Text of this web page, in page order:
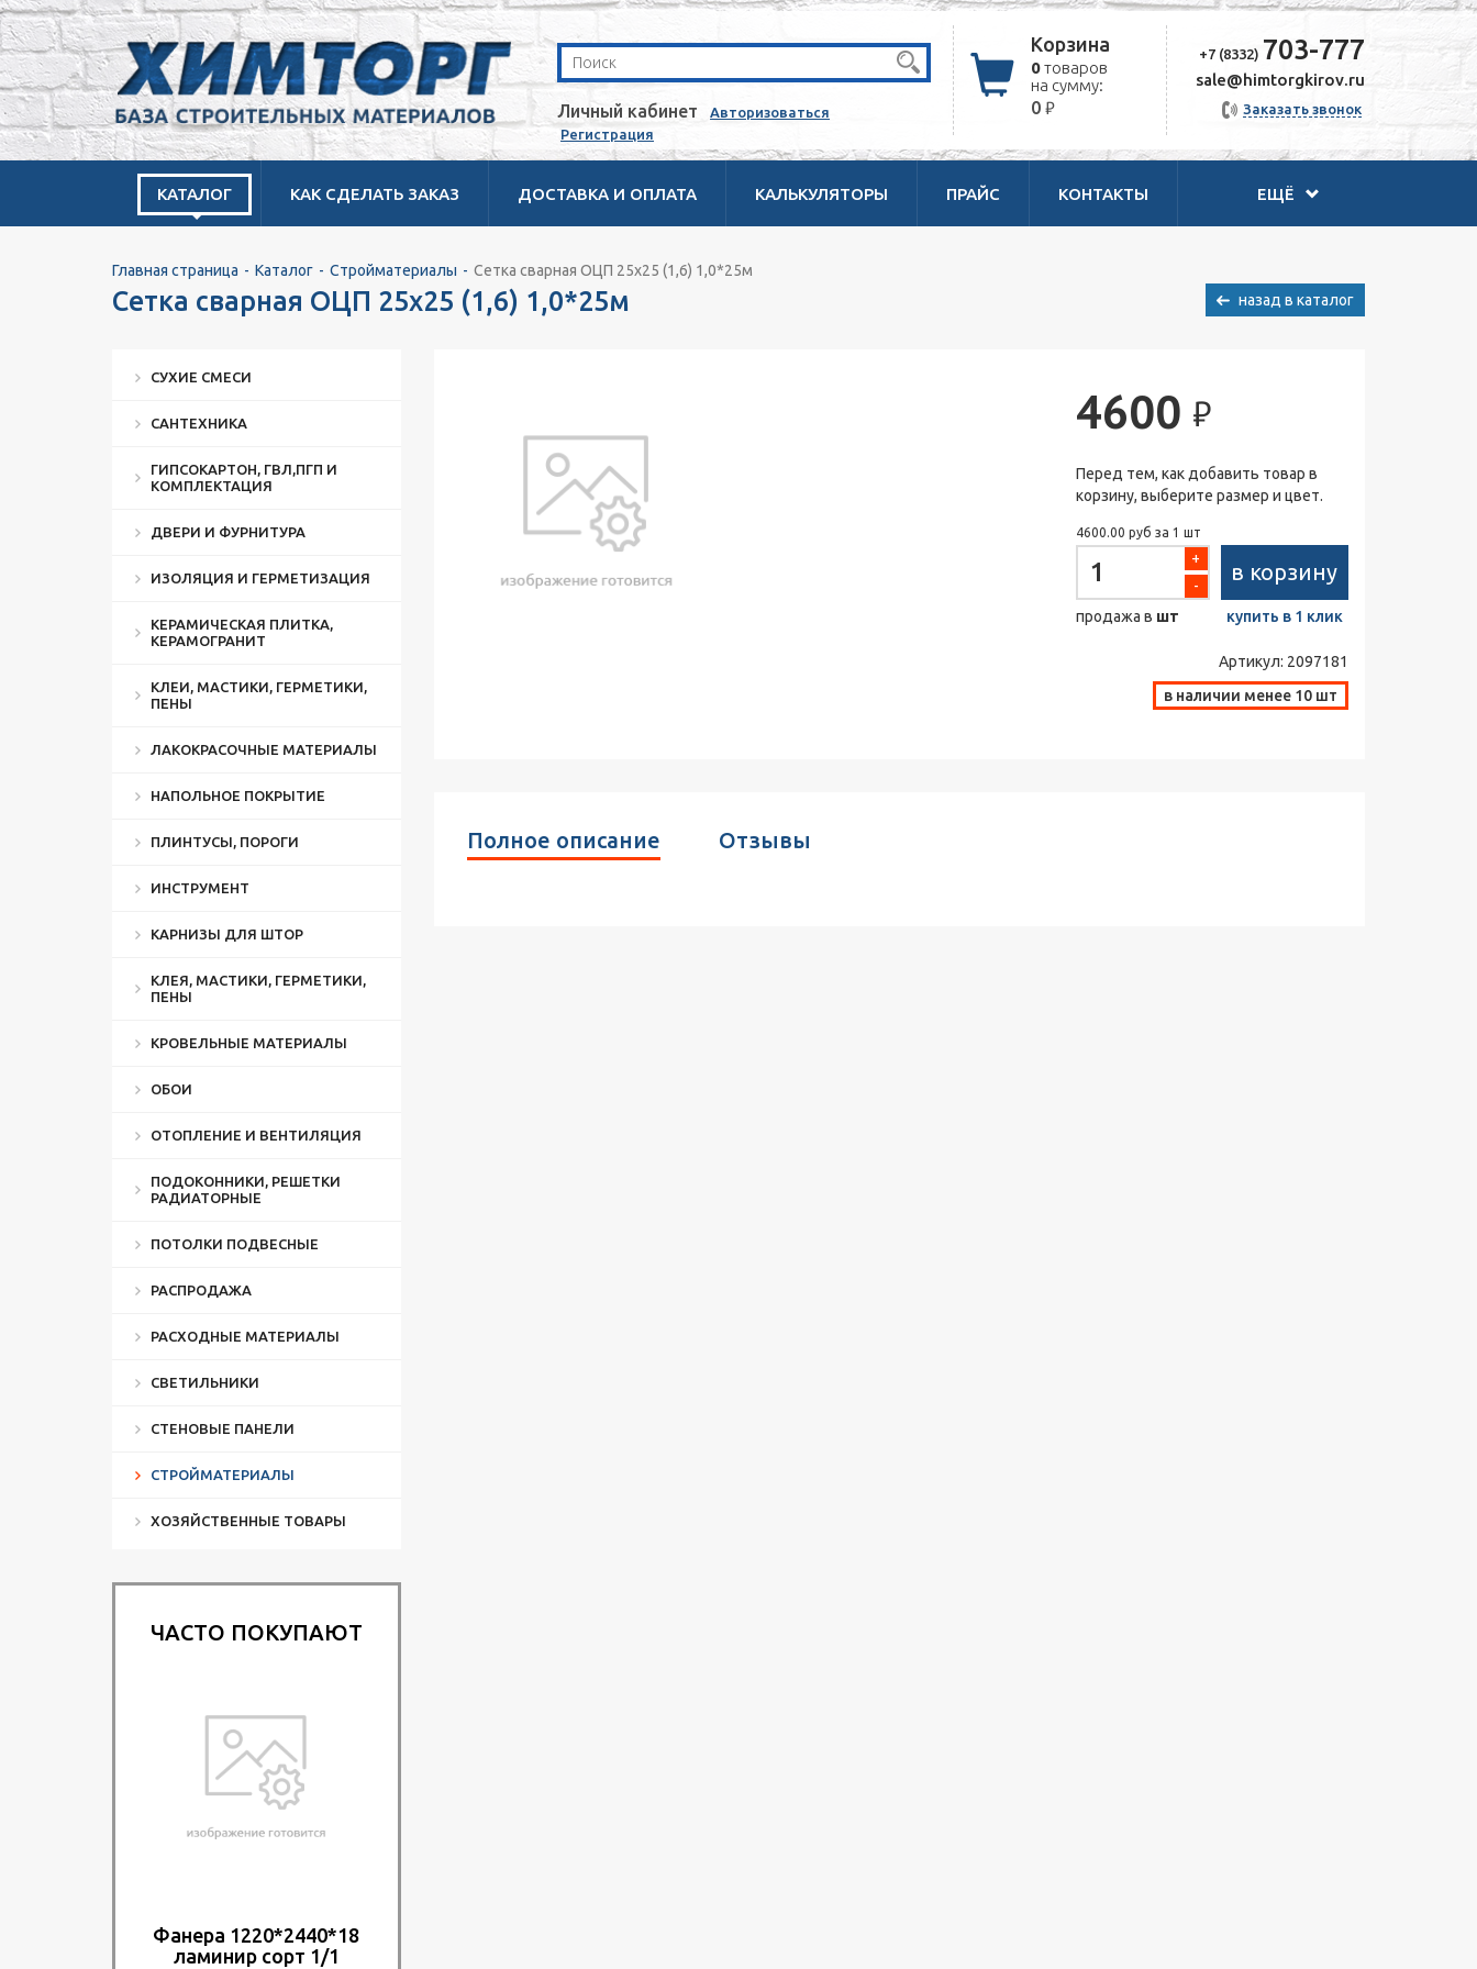
Личный кабинет
Авторизоваться
Регистрация
Корзина
0товаров
на сумму:
0 ₽
+7 (8332) 703-777
sale@himtorgkirov.ru
Заказать звонок
КАТАЛОГ КАК СДЕЛАТЬ ЗАКАЗ ДОСТАВКА И ОПЛАТА КАЛЬКУЛЯТОРЫ ПРАЙС КОНТАКТЫ ЕЩЁ
Главная страница Каталог Стройматериалы Сетка сварная ОЦП 25х25 (1,6) 1,0*25м
Сетка сварная ОЦП 25х25 (1,6) 1,0*25м назад в каталог
СУХИЕ СМЕСИ
САНТЕХНИКА
ГИПСОКАРТОН, ГВЛ,ПГП И
КОМПЛЕКТАЦИЯ
ДВЕРИ И ФУРНИТУРА
ИЗОЛЯЦИЯ И ГЕРМЕТИЗАЦИЯ
КЕРАМИЧЕСКАЯ ПЛИТКА,
КЕРАМОГРАНИТ
КЛЕИ, МАСТИКИ, ГЕРМЕТИКИ,
ПЕНЫ
ЛАКОКРАСОЧНЫЕ МАТЕРИАЛЫ
НАПОЛЬНОЕ ПОКРЫТИЕ
ПЛИНТУСЫ, ПОРОГИ
ИНСТРУМЕНТ
КАРНИЗЫ ДЛЯ ШТОР
КЛЕЯ, МАСТИКИ, ГЕРМЕТИКИ,
ПЕНЫ
КРОВЕЛЬНЫЕ МАТЕРИАЛЫ
ОБОИ
ОТОПЛЕНИЕ И ВЕНТИЛЯЦИЯ
ПОДОКОННИКИ, РЕШЕТКИ
РАДИАТОРНЫЕ
ПОТОЛКИ ПОДВЕСНЫЕ
РАСПРОДАЖА
РАСХОДНЫЕ МАТЕРИАЛЫ
СВЕТИЛЬНИКИ
СТЕНОВЫЕ ПАНЕЛИ
СТРОЙМАТЕРИАЛЫ
ХОЗЯЙСТВЕННЫЕ ТОВАРЫ
ЧАСТО ПОКУПАЮТ
Фанера 1220*2440*18
ламинир сорт 1/1
4600 ₽
Перед тем, как добавить товар в
корзину, выберите размер и цвет.
4600.00 руб за 1 шт
-
+
продажа в шт
в корзину
купить в 1 клик
Артикул: 2097181
в наличии менее 10 шт
Полное описание Отзывы